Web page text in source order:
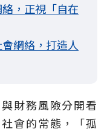
，正視「自在
網絡，打造人
財務風險分開看
會的常態，「孤